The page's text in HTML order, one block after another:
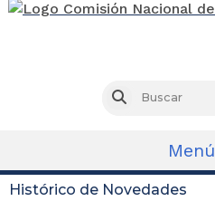
Buscar
Menú
Histórico de Novedades